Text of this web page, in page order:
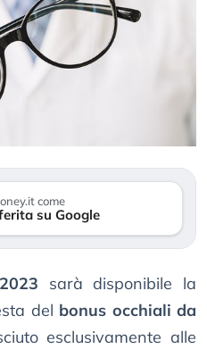
come
su Google
sarà disponibile la
del bonus occhiali da
esclusivamente alle